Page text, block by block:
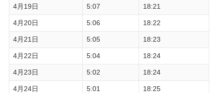
4月19日 5:07 18:21
4月20日 5:06 18:22
4月21日 5:05 18:23
4月22日 5:04 18:24
4月23日 5:02 18:24
4月24日 5:01 18:25